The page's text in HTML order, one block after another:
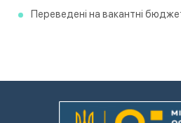
Переведені на вакантні